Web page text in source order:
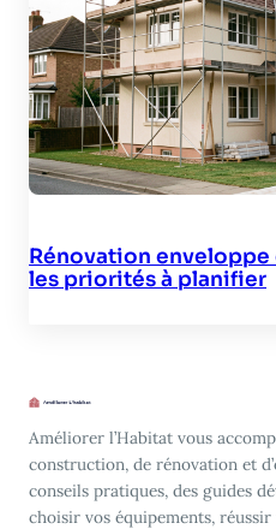
Rénovation
les priorités à planifier
Améliorer l’Habitat vous
construction, de rénovation et
conseils pratiques, des guides
choisir vos équipements,